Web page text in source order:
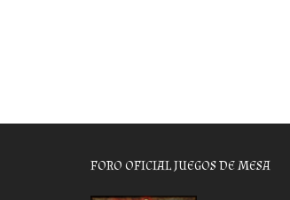
FORO OFICIAL JUEGOS DE MESA